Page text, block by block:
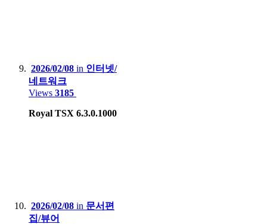
2026/02/08 in 인터넷/
네트워크
Views 3185
Royal TSX 6.3.0.1000
2026/02/08 in 문서편
집/뷰어